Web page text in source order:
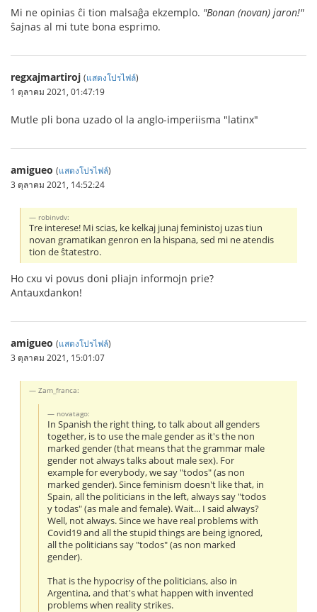
Mi ne opinias ĉi tion malsaĝa ekzemplo. "Bonan (novan) jaron!"
ŝajnas al mi tute bona esprimo.
regxajmartiroj (แสดงโปรไฟล์)
1 ตุลาคม 2021, 01:47:19
Mutle pli bona uzado ol la anglo-imperiisma "latinx"
amigueo (แสดงโปรไฟล์)
3 ตุลาคม 2021, 14:52:24
robinvdv:
Tre interese! Mi scias, ke kelkaj junaj feministoj uzas tiun
novan gramatikan genron en la hispana, sed mi ne atendis
tion de ŝtatestro.
Ho cxu vi povus doni pliajn informojn prie?
Antauxdankon!
amigueo (แสดงโปรไฟล์)
3 ตุลาคม 2021, 15:01:07
Zam_franca:
novatago:
In Spanish the right thing, to talk about all genders
together, is to use the male gender as it's the non
marked gender (that means that the grammar male
gender not always talks about male sex). For
example for everybody, we say "todos" (as non
marked gender). Since feminism doesn't like that, in
Spain, all the politicians in the left, always say "todos
y todas" (as male and female). Wait... I said always?
Well, not always. Since we have real problems with
Covid19 and all the stupid things are being ignored,
all the politicians say "todos" (as non marked
gender).
That is the hypocrisy of the politicians, also in
Argentina, and that's what happen with invented
problems when reality strikes.